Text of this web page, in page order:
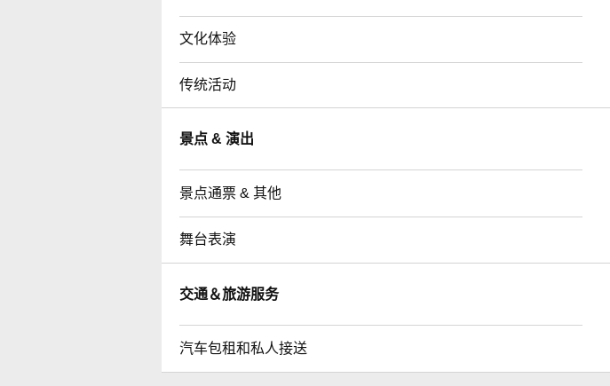
文化体验
传统活动
景点 & 演出
景点通票 & 其他
舞台表演
交通＆旅游服务
汽车包租和私人接送